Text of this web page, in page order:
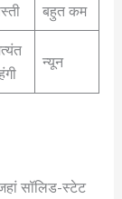
बहुत कम
न्यून
सॉलिड-स्टेट